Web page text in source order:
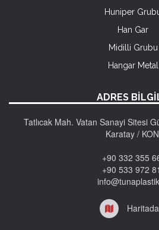
Huniper
Han Gar
Midilli Grubu
Hangar Metal
ADRES
Tatlıcak Mah. Vatan Sanayi Sitesi
Karatay /
+90 332 355
+90 533 972